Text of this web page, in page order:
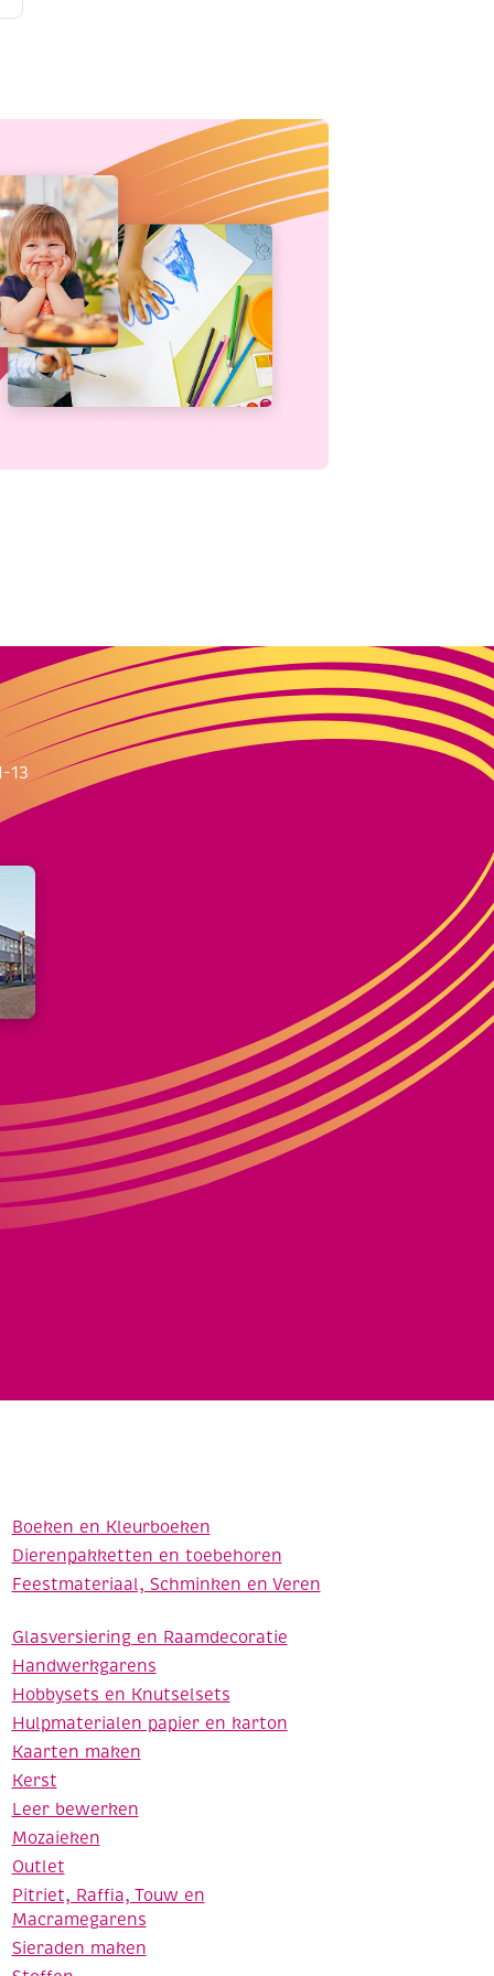
13
Boeken en Kleurboeken
Dierenpakketten en toebehoren
Feestmateriaal, Schminken en Veren
Glasversiering en Raamdecoratie
Handwerkgarens
Hobbysets en Knutselsets
Hulpmaterialen papier en karton
Kaarten maken
Kerst
Leer bewerken
Mozaieken
Outlet
Pitriet, Raffia, Touw en
Macramegarens
Sieraden maken